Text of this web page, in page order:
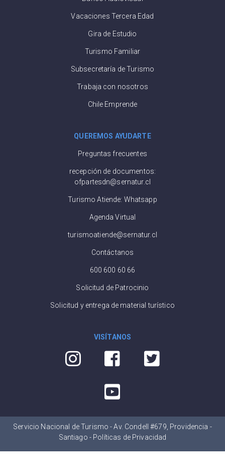
Vacaciones Tercera Edad
Gira de Estudio
Turismo Familiar
Subsecretaría de Turismo
Trabaja con nosotros
Chile Emprende
QUEREMOS AYUDARTE
Preguntas frecuentes
recepción de documentos:
ofpartesdn@sernatur.cl
Turismo Atiende: Whatsapp
Agenda Virtual
turismoatiende@sernatur.cl
Contáctanos
600 600 60 66
Solicitud de Patrocinio
Solicitud y entrega de material turístico
VISÍTANOS
Servicio Nacional de Turismo - Av. Condell #679, Providencia -
Santiago - Políticas de Privacidad